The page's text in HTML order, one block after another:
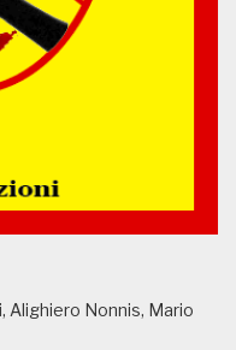
Alighiero Nonnis, Mario